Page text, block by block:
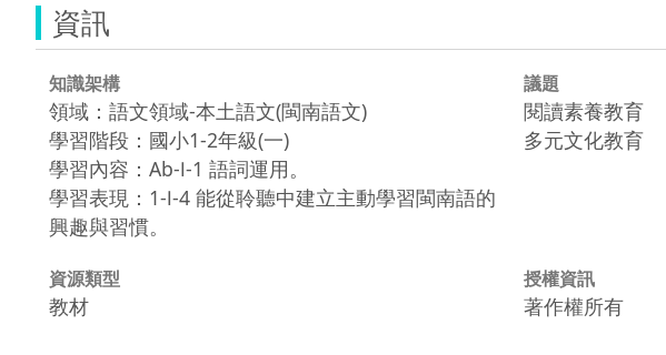
資訊
知識架構
領域：語文領域-本土語文(閩南語文)
學習階段：國小1-2年級(一)
學習內容：Ab-Ⅰ-1 語詞運用。
學習表現：1-Ⅰ-4 能從聆聽中建立主動學習閩南語的
興趣與習慣。
議題
閱讀素養教育
多元文化教育
資源類型
教材
授權資訊
著作權所有